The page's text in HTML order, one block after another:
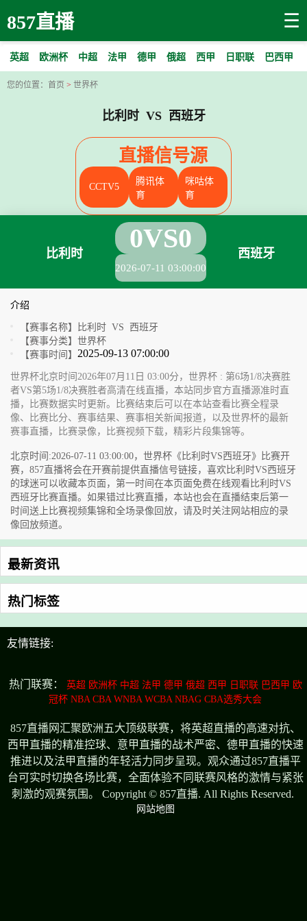
857直播 ☰
英超 欧洲杯 中超 法甲 德甲 俄超 西甲 日职联 巴西甲
您的位置： 首页 > 世界杯
比利时 VS 西班牙
直播信号源
CCTV5
腾讯体
育
咪咕体
育
比利时 0VS0
2026-07-11 03:00:00
西班牙
介绍
【赛事名称】
比利时 VS 西班牙
【赛事分类】 世界杯
【赛事时间】 2025-09-13 07:00:00
世界杯北京时间2026年07月11日 03:00分，世界杯 : 第6场1/8决赛胜
者VS第5场1/8决赛胜者高清在线直播，本站同步官方直播源准时直
播，比赛数据实时更新。比赛结束后可以在本站查看比赛全程录
像、比赛比分、赛事结果、赛事相关新闻报道，以及世界杯的最新
赛事直播，比赛录像，比赛视频下载，精彩片段集锦等。
北京时间:2026-07-11 03:00:00，世界杯《比利时VS西班牙》比赛开
赛，857直播将会在开赛前提供直播信号链接，喜欢比利时VS西班牙
的球迷可以收藏本页面，第一时间在本页面免费在线观看比利时VS
西班牙比赛直播。如果错过比赛直播，本站也会在直播结束后第一
时间送上比赛视频集锦和全场录像回放，请及时关注网站相应的录
像回放频道。
最新资讯
热门标签
友情链接:
热门联赛： 英超 欧洲杯 中超 法甲 德甲 俄超 西甲 日职联 巴西甲 欧
冠杯 NBA CBA WNBA WCBA NBAG CBA选秀大会
857直播网汇聚欧洲五大顶级联赛，将英超直播的高速对抗、
西甲直播的精准控球、意甲直播的战术严密、德甲直播的快速
推进以及法甲直播的年轻活力同步呈现。观众通过857直播平
台可实时切换各场比赛，全面体验不同联赛风格的激情与紧张
刺激的观赛氛围。 Copyright © 857直播. All Rights Reserved.
网站地图